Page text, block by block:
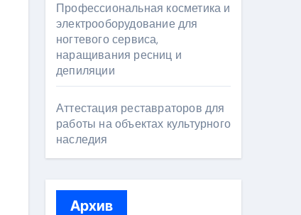
Профессиональная косметика и
электрооборудование для
ногтевого сервиса,
наращивания ресниц и
депиляции
Аттестация реставраторов для
работы на объектах культурного
наследия
Архив